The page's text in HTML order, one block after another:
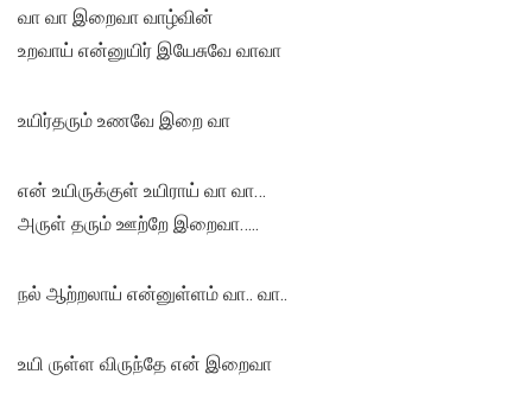
வா வா இறைவா வாழ்வின்
உறவாய் என்னுயிர் இயேசுவே வாவா
உயிர்தரும் உணவே இறை வா
என் உயிருக்குள் உயிராய் வா வா…
அருள் தரும் ஊற்றே இறைவா…..
நல் ஆற்றலாய் என்னுள்ளம் வா.. வா..
உயி ருள்ள விருந்தே என் இறைவா